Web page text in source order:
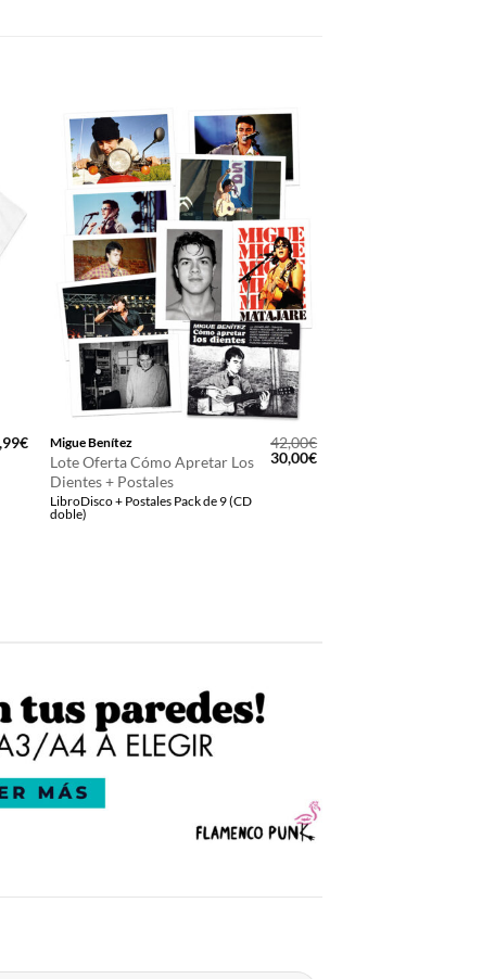
€ Migue Benítez
Lote Oferta Cómo Apretar Los
Dientes + Postales
LibroDisco + Postales Pack de 9 (CD
doble)
42,00€
El
precio
30,00€El